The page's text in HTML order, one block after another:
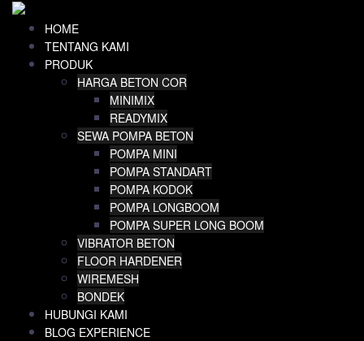
Skip
content
HOME
TENTANG KAMI
PRODUK
HARGA BETON COR
MINIMIX
READYMIX
SEWA POMPA BETON
POMPA MINI
POMPA STANDART
POMPA KODOK
POMPA LONGBOOM
POMPA SUPER LONG BOOM
VIBRATOR BETON
FLOOR HARDENER
WIREMESH
BONDEK
HUBUNGI KAMI
BLOG EXPERIENCE